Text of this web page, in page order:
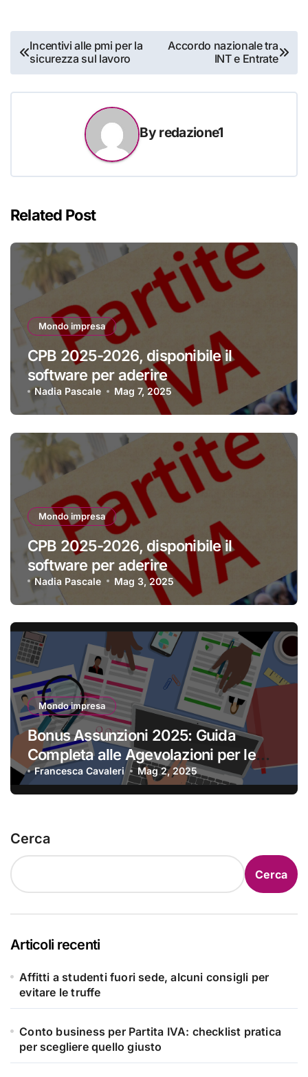
Navigazione
articoli
Incentivi alle pmi per la
sicurezza sul lavoro
Accordo nazionale tra
INT e Entrate
By redazione1
Related Post
Mondo impresa
CPB 2025-2026, disponibile il
software per aderire
Nadia Pascale Mag 7, 2025
Mondo impresa
CPB 2025-2026, disponibile il
software per aderire
Nadia Pascale Mag 3, 2025
Mondo impresa
Bonus Assunzioni 2025: Guida
Completa alle Agevolazioni per le
Imprese
Francesca Cavaleri Mag 2, 2025
Cerca
Cerca
Articoli recenti
Affitti a studenti fuori sede, alcuni consigli per
evitare le truffe
Conto business per Partita IVA: checklist pratica
per scegliere quello giusto